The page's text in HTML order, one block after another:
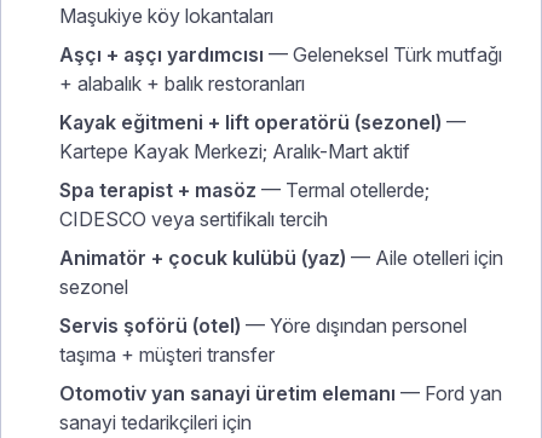
Maşukiye köy lokantaları
Aşçı + aşçı yardımcısı — Geleneksel Türk mutfağı
+ alabalık + balık restoranları
Kayak eğitmeni + lift operatörü (sezonel) —
Kartepe Kayak Merkezi; Aralık-Mart aktif
Spa terapist + masöz — Termal otellerde;
CIDESCO veya sertifikalı tercih
Animatör + çocuk kulübü (yaz) — Aile otelleri için
sezonel
Servis şoförü (otel) — Yöre dışından personel
taşıma + müşteri transfer
Otomotiv yan sanayi üretim elemanı — Ford yan
sanayi tedarikçileri için